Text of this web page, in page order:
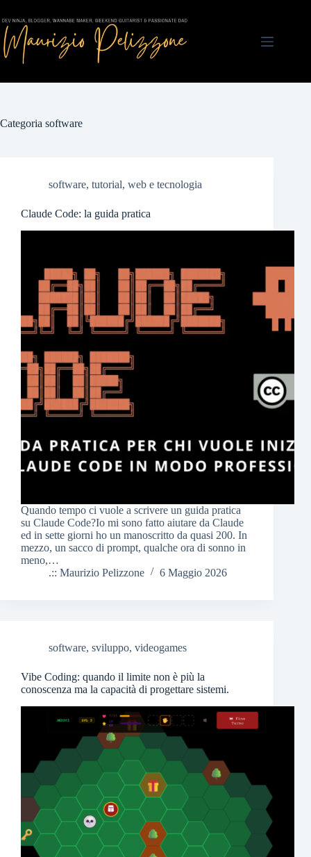
al
contenuto
Categoria software
software, tutorial, web e tecnologia
Claude Code: la guida pratica
Quando tempo ci vuole a scrivere un guida pratica
su Claude Code?Io mi sono fatto aiutare da Claude
ed in sette giorni ho un manoscritto da quasi 200. In
mezzo, un sacco di prompt, qualche ora di sonno in
meno,…
.:: Maurizio Pelizzone
6 Maggio 2026
software, sviluppo, videogames
Vibe Coding: quando il limite non è più la
conoscenza ma la capacità di progettare sistemi.